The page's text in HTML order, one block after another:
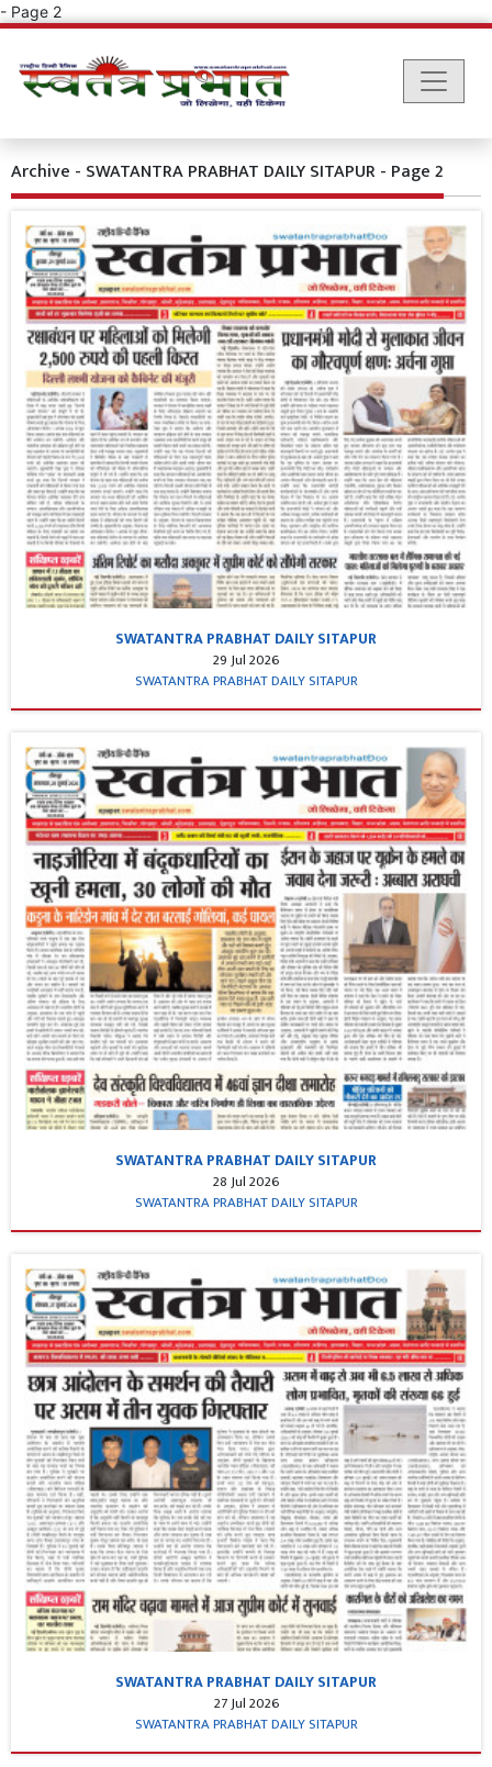
- Page 2
Archive - SWATANTRA PRABHAT DAILY SITAPUR - Page 2
SWATANTRA PRABHAT DAILY SITAPUR
29 Jul 2026
SWATANTRA PRABHAT DAILY SITAPUR
SWATANTRA PRABHAT DAILY SITAPUR
28 Jul 2026
SWATANTRA PRABHAT DAILY SITAPUR
SWATANTRA PRABHAT DAILY SITAPUR
27 Jul 2026
SWATANTRA PRABHAT DAILY SITAPUR